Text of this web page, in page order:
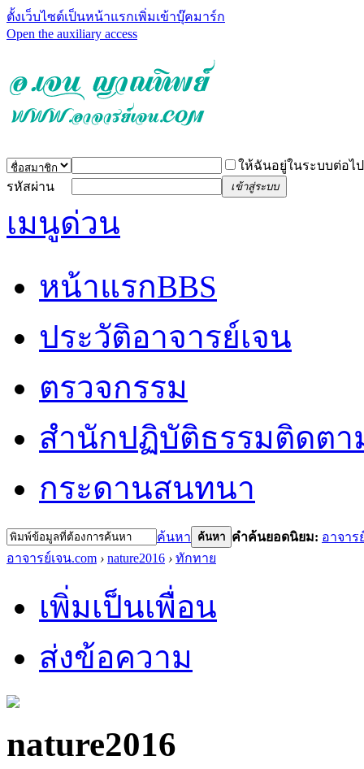
ตั้งเว็บไซต์เป็นหน้าแรกเพิ่มเข้าบุ๊คมาร์ก
Open the auxiliary access
ให้ฉันอยู่ในระบบต่อไป
รหัสผ่าน
เข้าสู่ระบบ
เมนูด่วน
หน้าแรกBBS
ประวัติอาจารย์เจน
ตรวจกรรม
สำนักปฏิบัติธรรมติดต
กระดานสนทนา
ค้นหา ค้นหา คำค้นยอดนิยม: อาจาร
อาจารย์เจน.com › nature2016 › ทักทาย
เพิ่มเป็นเพื่อน
ส่งข้อความ
nature2016